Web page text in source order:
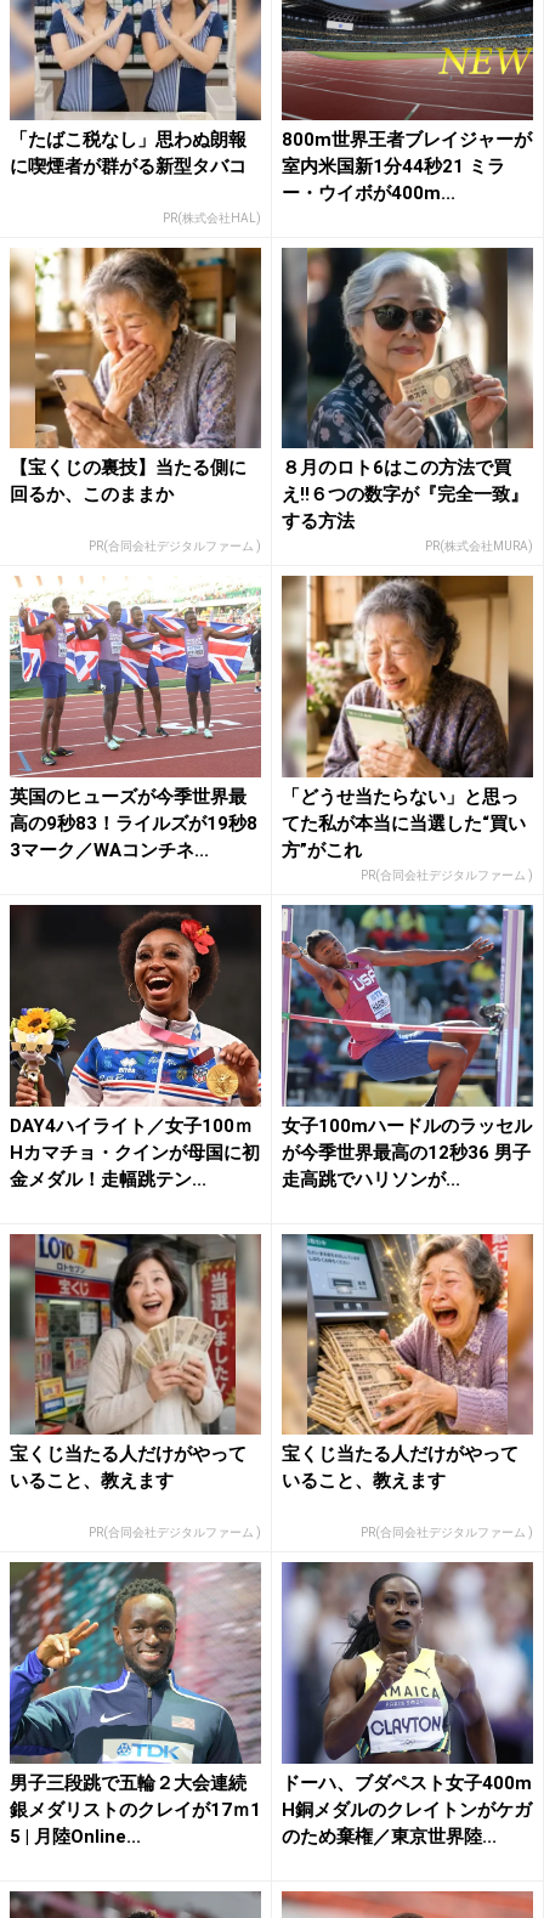
「たばこ税なし」思わぬ朗報
に喫煙者が群がる新型タバコ
PR(株式会社HAL)
800m世界王者ブレイジャーが
室内米国新1分44秒21 ミラ
ー・ウイボが400m...
【宝くじの裏技】当たる側に
回るか、このままか
PR(合同会社デジタルファーム )
８月のロト6はこの方法で買
え!!６つの数字が『完全一致』
する方法
PR(株式会社MURA)
英国のヒューズが今季世界最
高の9秒83！ライルズが19秒8
3マーク／WAコンチネ...
「どうせ当たらない」と思っ
てた私が本当に当選した“買い
方”がこれ
PR(合同会社デジタルファーム )
DAY4ハイライト／女子100ｍ
Hカマチョ・クインが母国に初
金メダル！走幅跳テン...
女子100mハードルのラッセル
が今季世界最高の12秒36 男子
走高跳でハリソンが...
宝くじ当たる人だけがやって
いること、教えます
PR(合同会社デジタルファーム )
宝くじ当たる人だけがやって
いること、教えます
PR(合同会社デジタルファーム )
男子三段跳で五輪２大会連続
銀メダリストのクレイが17ｍ1
5 | 月陸Online...
ドーハ、ブダペスト女子400m
H銅メダルのクレイトンがケガ
のため棄権／東京世界陸...